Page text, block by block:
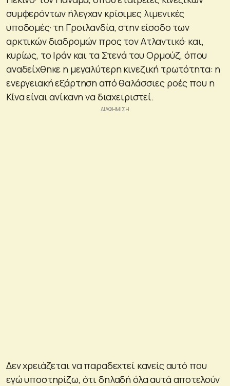
συμφερόντων ήλεγχαν κρίσιμες λιμενικές
υποδομές· τη Γροιλανδία, στην είσοδο των
αρκτικών διαδρομών προς τον Ατλαντικό· και,
κυρίως, το Ιράν και τα Στενά του Ορμούζ, όπου
αναδείχθηκε η μεγαλύτερη κινεζική τρωτότητα: η
ενεργειακή εξάρτηση από θαλάσσιες ροές που η
Κίνα είναι ανίκανη να διαχειριστεί.
Δεν χρειάζεται να παραδεχτεί κανείς αυτό που
εγώ υποστηρίζω, ότι δηλαδή όλα αυτά αποτελούν